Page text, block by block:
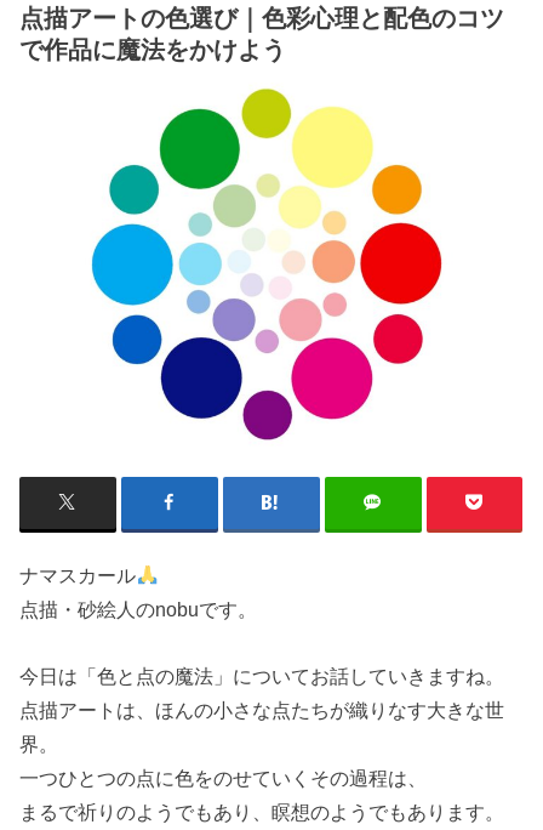
点描アートの色選び｜色彩心理と配色のコツ
で作品に魔法をかけよう
ナマスカール
点描・砂絵人のnobuです。
今日は「色と点の魔法」についてお話していきますね。
点描アートは、ほんの小さな点たちが織りなす大きな世
界。
一つひとつの点に色をのせていくその過程は、
まるで祈りのようでもあり、瞑想のようでもあります。